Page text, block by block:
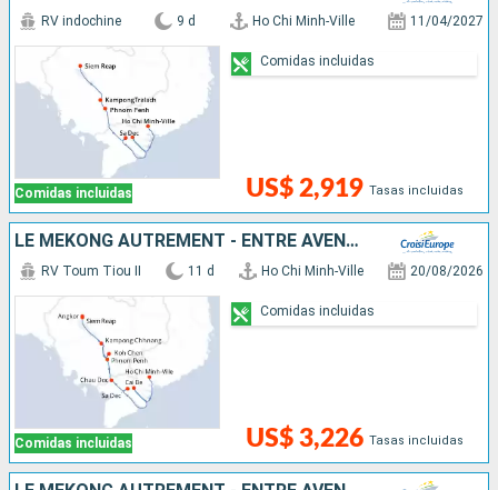
Comidas incluidas
RV indochine 9 d Ho Chi Minh-Ville 11/04/2027
US$ 2,919 Tasas incluidas
Comidas incluidas
LE MÉKONG AUTREMENT - ENTRE AVENTURE ET SITES INCONTOURNABLES
Comidas incluidas
RV Toum Tiou II 11 d Ho Chi Minh-Ville 20/08/2026
US$ 3,226 Tasas incluidas
Comidas incluidas